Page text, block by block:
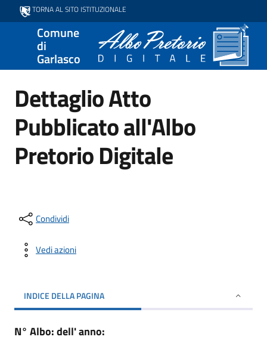
TORNA AL SITO ISTITUZIONALE
Comune
di
Garlasco
Dettaglio Atto
Pubblicato all'Albo
Pretorio Digitale
Condividi
Vedi azioni
INDICE DELLA PAGINA
N° Albo:dell' anno: